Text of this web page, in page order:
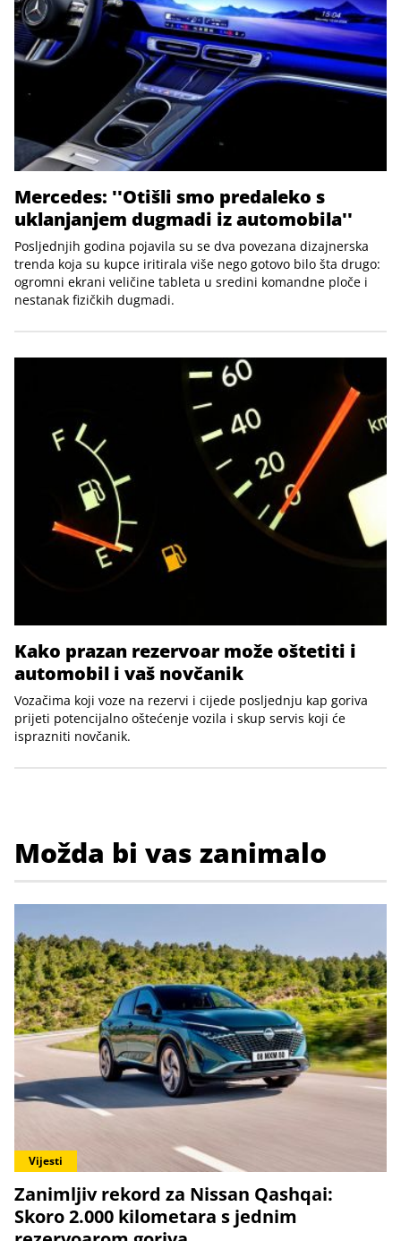
Mercedes: ''Otišli smo predaleko s
uklanjanjem dugmadi iz automobila''
Posljednjih godina pojavila su se dva povezana dizajnerska
trenda koja su kupce iritirala više nego gotovo bilo šta drugo:
ogromni ekrani veličine tableta u sredini komandne ploče i
nestanak fizičkih dugmadi.
Kako prazan rezervoar može oštetiti i
automobil i vaš novčanik
Vozačima koji voze na rezervi i cijede posljednju kap goriva
prijeti potencijalno oštećenje vozila i skup servis koji će
isprazniti novčanik.
Možda bi vas zanimalo
Vijesti
Zanimljiv rekord za Nissan Qashqai:
Skoro 2.000 kilometara s jednim